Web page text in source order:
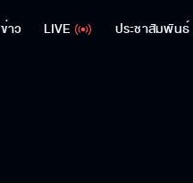
ข่าว LIVE ประชาสัมพันธ์